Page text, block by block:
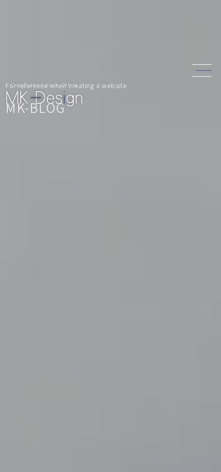
For reference when creating a website
MK-BLOG